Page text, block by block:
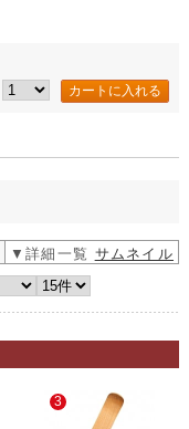
▼詳細一覧 サムネイル
3